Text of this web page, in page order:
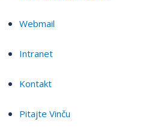
Webmail
Intranet
Kontakt
Pitajte Vinču